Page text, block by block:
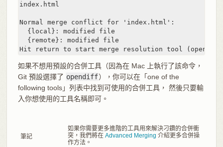
index.html
Normal merge conflict for 'index.html':
  {local}: modified file
  {remote}: modified file
Hit return to start merge resolution tool
如果不想用預設的合併工具（因為在 Mac 上執行了該命令，
Git 預設選擇了 opendiff），你可以在「one of the
following tools」列表中找到可使用的合併工具， 然後只要輸
入你想使用的工具名稱即可。
筆記
如果你需要更多進階的工具用來解決刁鑽的合併衝
突，我們將在 Advanced Merging 介紹更多合併操
作方法。